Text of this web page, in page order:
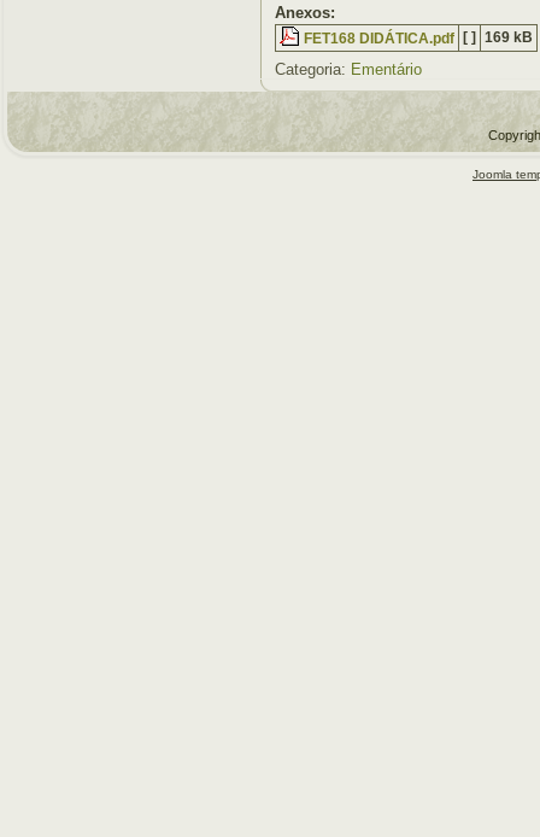
Anexos:
FET168 DIDÁTICA.pdf [ ] 169 kB
Categoria: Ementário
Joomla